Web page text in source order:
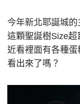
今年新北耶誕城的
這顆聖誕樹Size
近看裡面有各種
看出來了嗎？